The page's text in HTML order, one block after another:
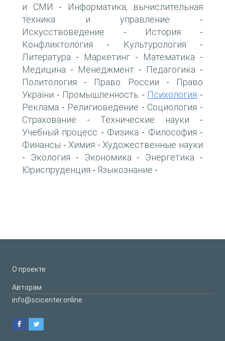
и СМИ -
Информатика, вычислительная
техника и управление -
Искусствоведение - История -
Конфликтология - Культурология -
Литература - Маркетинг - Математика -
Медицина - Менеджмент - Педагогика -
Политология - Право России -
Право
України - Промышленность - Психология -
Реклама - Религиоведение - Социология -
Страхование - Технические науки -
Учебный процесс - Физика - Философия -
Финансы - Химия - Художественные науки
- Экология - Экономика - Энергетика -
Юриспруденция - Языкознание -
О проекте
Авторам
info@scicenter.online